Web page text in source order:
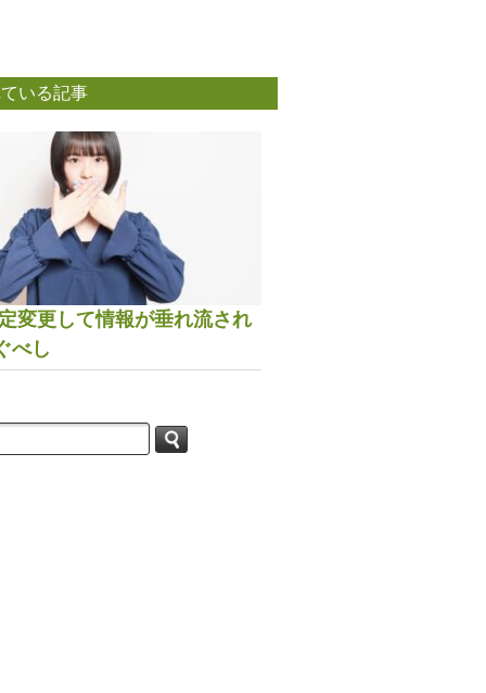
いる記事
変更して情報が垂れ流され
べし